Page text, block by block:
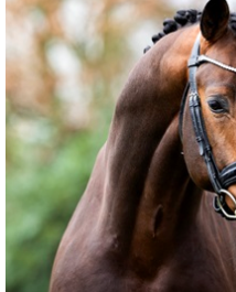
Mehr Info